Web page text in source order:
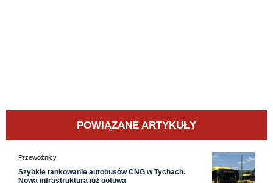
POWIĄZANE ARTYKUŁY
Przewoźnicy
Szybkie tankowanie autobusów CNG w Tychach.
Nowa infrastruktura już gotowa